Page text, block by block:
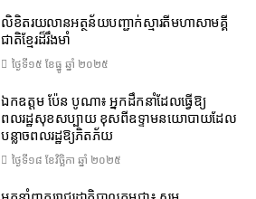
លិខិតរយលានអត្ថន័យបញ្ជាក់ស្មារតីមហាសាមគ្គី
ជាតិខ្មែរដ៏រឹងមាំ
ថ្ងៃទី១៥ ខែ​ធ្នូ ឆ្នាំ ២០២៥
ឯកឧត្តម ប៉ែន បូណា៖ អ្នកដឹកនាំដែលធ្វើឱ្យ
ពលរដ្ឋសុខសប្បាយ ខុសពីឧទ្ទាមនយោបាយដែល
បន្លាចពលរដ្ឋឱ្យភិតភ័យ
ថ្ងៃទី១៨ ខែ​វិច្ឆិកា ឆ្នាំ ២០២៥